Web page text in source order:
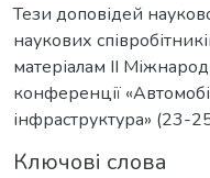
Тези доповідей
наукових
матеріалам ІІ
конференції
інфраструктура» (23-
Ключові слова